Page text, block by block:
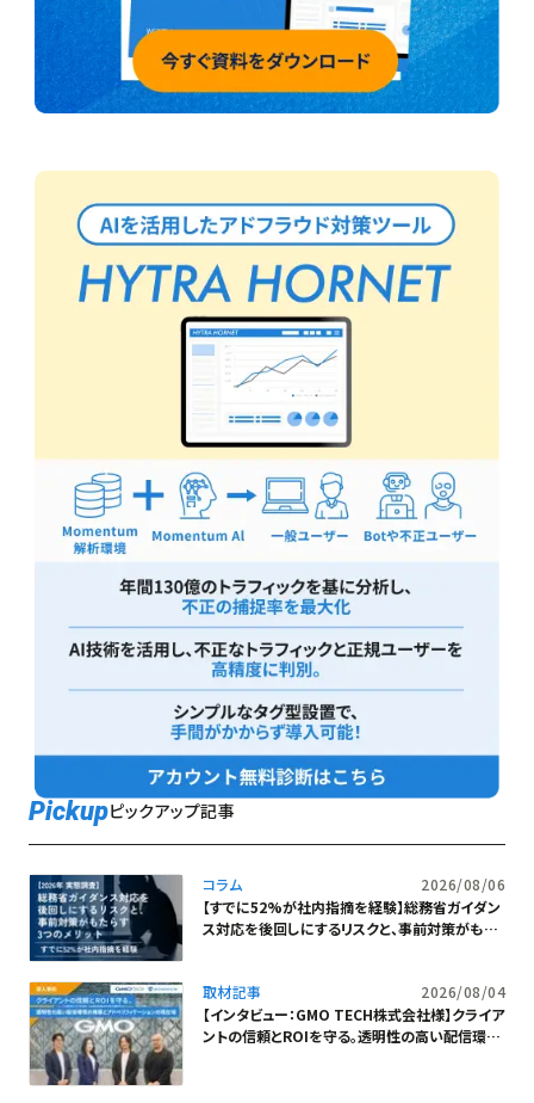
Pickupピックアップ記事
コラム
2026/08/06
【すでに52%が社内指摘を経験】総務省ガイダン
ス対応を後回しにするリスクと、事前対策がもた
取材記事
2026/08/04
【インタビュー：GMO TECH株式会社様】クライア
ントの信頼とROIを守る。透明性の高い配信環境